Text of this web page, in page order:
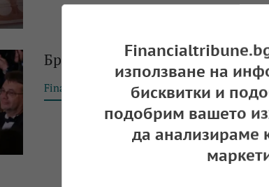
Брад Пит и Анджелина Джоли
Financial Tribune
използване на
бисквитки и
подобрим вашето
да анализираме